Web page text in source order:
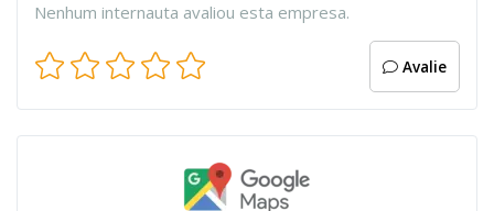
Nenhum internauta avaliou esta empresa.
Avalie